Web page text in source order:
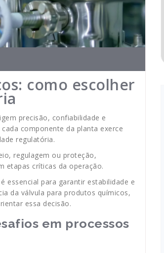
como escolher
precisão, confiabilidade e
componente da planta exerce
regulatória.
regulagem ou proteção,
etapas críticas da operação.
essencial para garantir estabilidade e
da válvula para produtos químicos,
essa decisão.
em processos